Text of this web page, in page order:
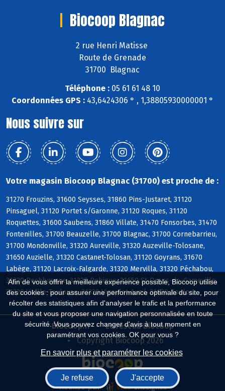
Afin de vous offrir la meilleure expérience possible, Biocoop utilise
des cookies : pour assurer une performance optimale du site, pour
récolter des statistiques afin d'analyser le trafic et la performance
du site et vous proposer une navigation personnalisée en toute
sécurité. Vous pouvez changer d'avis à tout moment en
paramétrant vos cookies. OK pour vous ?
En savoir plus et paramétrer les cookies
Je refuse J'accepte
Biocoop Blagnac
2 rue Henri Matisse
Route de Grenade
31700 Blagnac
Téléphone : 05 61 61 48 10
Coordonnées GPS : 43,6424306 ° , 1,38805930000001 °
Nous suivre sur
Votre magasin Biocoop Blagnac (31700) est proche de :
31270 Frouzins, 31600 Seysses, 31860 Pins-Justaret, 31120
Pinsaguel, 31120 Portet s/Garonne, 31120 Roques, 31120
Roquettes, 31600 Saubens, 31860 Villate, 31470 Fonsorbes, 31470
Fontenilles, 31700 Beauzelle, 31700 Blagnac, 31700 Cornebarrieu,
31700 Mondonville, 31320 Aureville, 31320 Auzeville-Tolosane,
31650 Auzielle, 31320 Castanet-Tolosan, 31120 Goyrans, 31670
Labège, 31120 Lacroix-Falgarde, 31320 Mervilla, 31320 Péchabou,
31320 Pechbusque, 31320 Rebigue, 31650 St-Orens-de-Gameville,
31320 Vieille-Toulouse, 31320 Vigoulet-Auzil, 31620 Bouloc
Biocoop.fr
Le réseau Biocoop
Copyright Biocoop 2026
Réalisé par